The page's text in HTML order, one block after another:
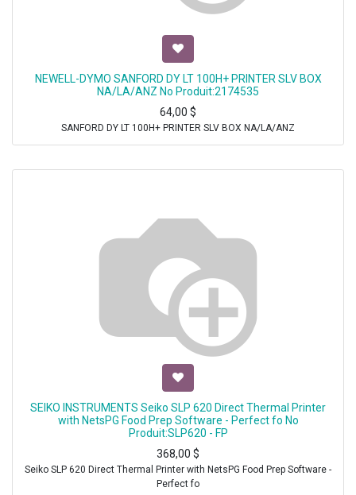
NEWELL-DYMO SANFORD DY LT 100H+ PRINTER SLV BOX
NA/LA/ANZ No Produit:2174535
64,00 $
SANFORD DY LT 100H+ PRINTER SLV BOX NA/LA/ANZ
SEIKO INSTRUMENTS Seiko SLP 620 Direct Thermal Printer
with NetsPG Food Prep Software - Perfect fo No
Produit:SLP620 - FP
368,00 $
Seiko SLP 620 Direct Thermal Printer with NetsPG Food Prep Software -
Perfect fo